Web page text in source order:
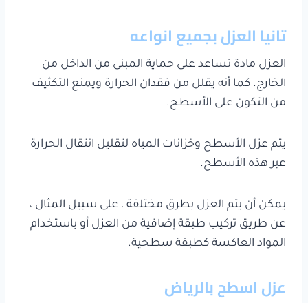
تانيا العزل بجميع انواعه
العزل مادة تساعد على حماية المبنى من الداخل من
الخارج. كما أنه يقلل من فقدان الحرارة ويمنع التكثيف
من التكون على الأسطح.
يتم عزل الأسطح وخزانات المياه لتقليل انتقال الحرارة
عبر هذه الأسطح.
يمكن أن يتم العزل بطرق مختلفة ، على سبيل المثال ،
عن طريق تركيب طبقة إضافية من العزل أو باستخدام
المواد العاكسة كطبقة سطحية.
عزل اسطح بالرياض